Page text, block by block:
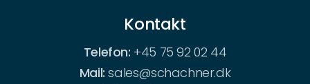
Kontakt
Telefon: +45 75 92 02 44
Mail:sales@schachner.dk